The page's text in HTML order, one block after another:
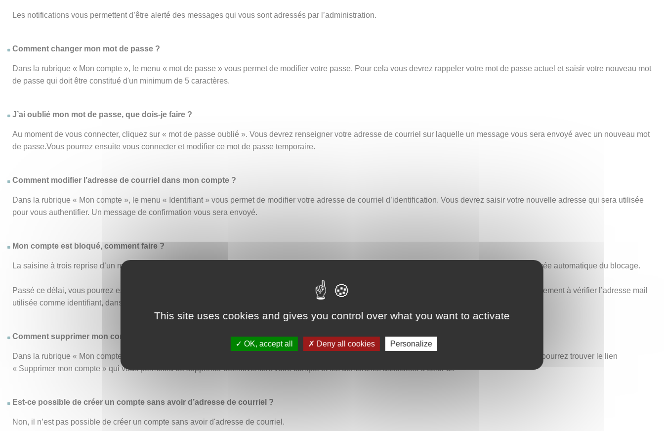
This site uses cookies and gives you control over what you want to activate
OK, accept all Deny all cookies Personalize
Les notifications vous permettent d’être alerté des messages qui vous sont adressés par l’administration.
Comment changer mon mot de passe ?
Dans la rubrique « Mon compte », le menu « mot de passe » vous permet de modifier votre passe. Pour cela vous devrez rappeler votre mot de passe actuel et saisir votre nouveau mot
de passe qui doit être constitué d'un minimum de 5 caractères.
J’ai oublié mon mot de passe, que dois-je faire ?
Au moment de vous connecter, cliquez sur « mot de passe oublié ». Vous devrez renseigner votre adresse de courriel sur laquelle un message vous sera envoyé avec un nouveau mot
de passe.Vous pourrez ensuite vous connecter et modifier ce mot de passe temporaire.
Comment modifier l’adresse de courriel dans mon compte ?
Dans la rubrique « Mon compte », le menu « Identifiant » vous permet de modifier votre adresse de courriel d’identification. Vous devrez saisir votre nouvelle adresse qui sera utilisée
pour vous authentifier. Un message de confirmation vous sera envoyé.
Mon compte est bloqué, comment faire ?
La saisine à trois reprise d’un mot de passe ou d’un identifiant erroné bloque automatiquement le compte. Un délai de 30 minutes est nécessaire à la levée automatique du blocage.
Passé ce délai, vous pourrez essayer de vous connecter de nouveau ou demander la réinitialisation de votre mot de passe (voir ci-dessus). Pensez également à vérifier l’adresse mail
utilisée comme identifiant, dans vos anciens accusés de réception par exemple, afin de vous assurer que celle-ci ne contient aucune erreur.
Comment supprimer mon compte ?
Dans la rubrique « Mon compte », le menu « Mon compte » vous permet de modifier toutes vos informations personnelles. C’est également ici que vous pourrez trouver le lien
« Supprimer mon compte » qui vous permettra de supprimer définitivement votre compte et les démarches associées à celui-ci.
Est-ce possible de créer un compte sans avoir d’adresse de courriel ?
Non, il n’est pas possible de créer un compte sans avoir d'adresse de courriel.